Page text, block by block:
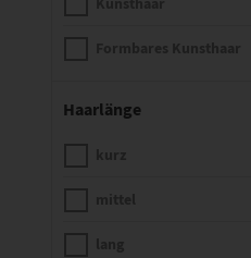
Haarlänge